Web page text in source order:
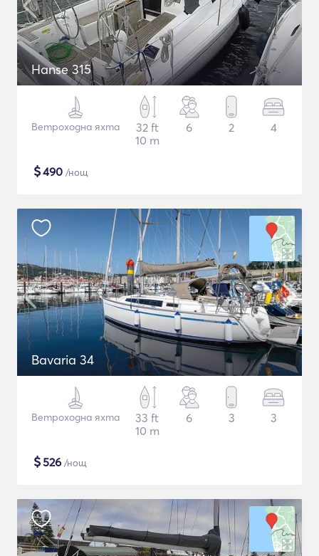
Hanse 315
Ветроходна яхта
32 ft
10 m
6 2 4
$490 /нощ
Bavaria 34
Ветроходна яхта
33 ft
10 m
6 3 3
$526 /нощ